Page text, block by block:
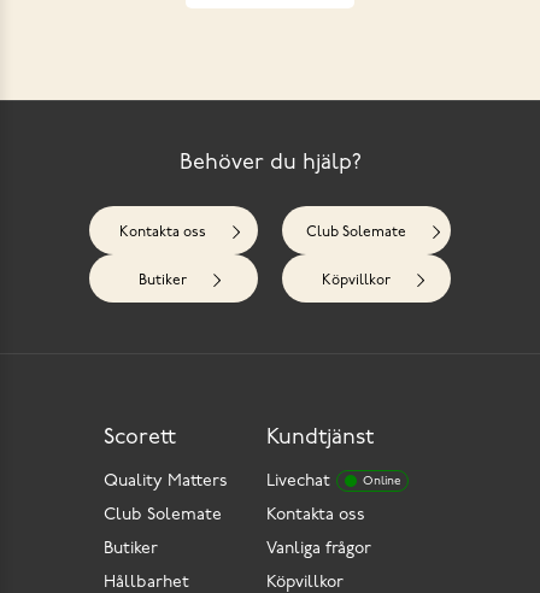
Behöver du hjälp?
Kontakta oss Club Solemate
Butiker Köpvillkor
Kundtjänst
Livechat Online
Kontakta oss
Vanliga frågor
Köpvillkor
Scorett
Quality Matters
Club Solemate
Butiker
Hållbarhet